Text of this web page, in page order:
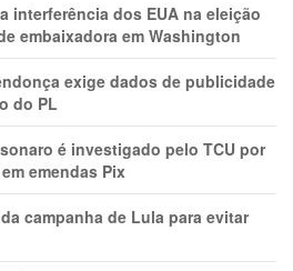
interferência dos EUA na eleição
embaixadora em Washington
exige dados de publicidade
do PL
é investigado pelo TCU por
emendas Pix
campanha de Lula para evitar